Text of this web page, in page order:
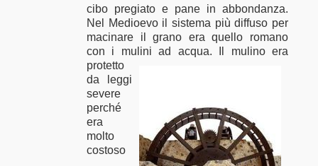
cibo pregiato e pane in abbondanza.
Nel Medioevo il sistema più diffuso per
macinare il grano era quello romano
con i mulini ad acqua.
Il mulino era
protetto
da leggi
severe
perché
era
molto
costoso